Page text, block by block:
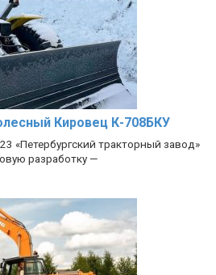
Кировец К-708БКУ
«Петербургский тракторный завод»
разработку —